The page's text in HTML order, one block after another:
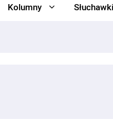
Kolumny Słuchawki